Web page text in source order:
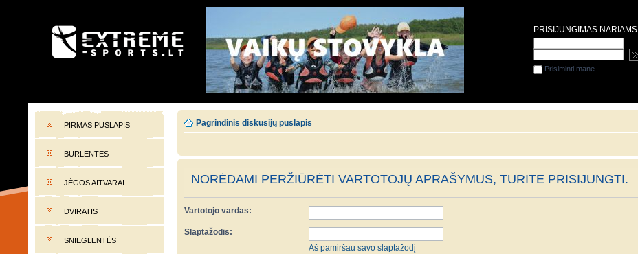
EXTREME-SPORTS.LT
PIRMAS PUSLAPIS
BURLENTĖS
JĖGOS AITVARAI
DVIRATIS
SNIEGLENTĖS
Pagrindinis diskusijų puslapis
NORĖDAMI PERŽIŪRĖTI VARTOTOJŲ APRAŠYMUS, TURITE PRISIJUNGTI.
Vartotojo vardas:
Slaptažodis:
Aš pamiršau savo slaptažodį
PRISIJUNGIMAS NARIAMS
Prisiminti mane